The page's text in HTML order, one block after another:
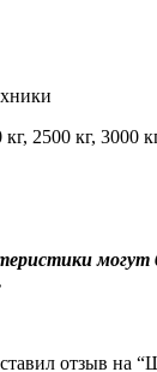
2500 кг, 3000
отзыв на